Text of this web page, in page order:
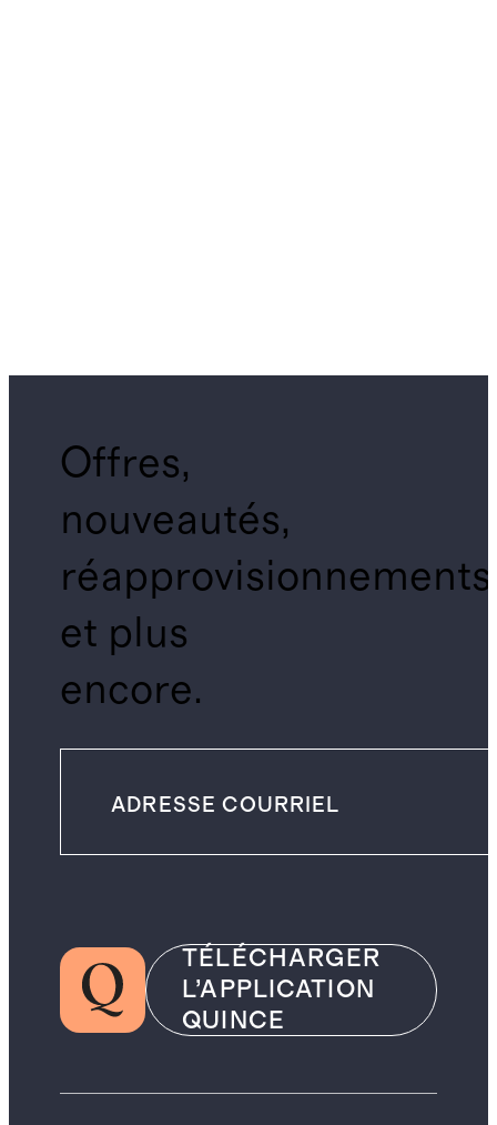
Offres,
nouveautés,
réapprovisionnements
et plus
encore.
TÉLÉCHARGER
L’APPLICATION
QUINCE